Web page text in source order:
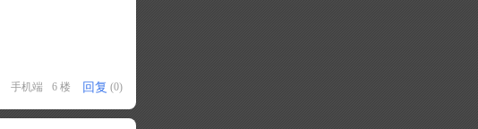
手机端 6 楼 回复 (0)